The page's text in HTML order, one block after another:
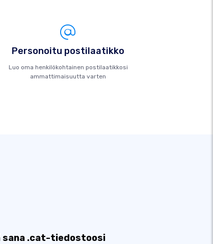
Personoitu postilaatikko
Luo oma henkilökohtainen postilaatikkosi
ammattimaisuutta varten
sana .cat-tiedostoosi